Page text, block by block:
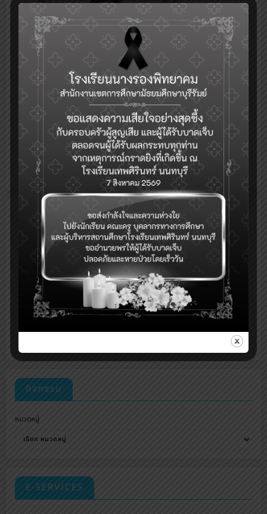
นางสารภี เลไธสง
กิจกรรม
หมวดหมู่
E-SERVICES